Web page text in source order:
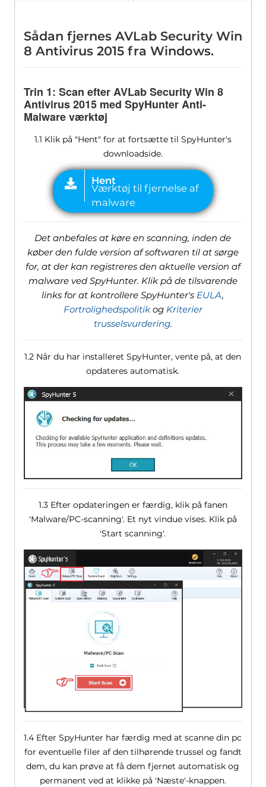
Sådan fjernes AVLab Security Win
8 Antivirus 2015 fra Windows.
Trin 1: Scan efter AVLab Security Win 8
Antivirus 2015 med SpyHunter Anti-
Malware værktøj
1.1 Klik på "Hent" for at fortsætte til SpyHunter's
downloadside.
Det anbefales at køre en scanning, inden de
køber den fulde version af softwaren til at sørge
for, at der kan registreres den aktuelle version af
malware ved SpyHunter. Klik på de tilsvarende
links for at kontrollere SpyHunter's EULA,
Fortrolighedspolitikog Kriterier
trusselsvurdering.
1.2 Når du har installeret SpyHunter, vente på, at den
opdateres automatisk.
1.3 Efter opdateringen er færdig, klik på fanen
'Malware/PC-scanning'. Et nyt vindue vises. Klik på
'Start scanning'.
1.4 Efter SpyHunter har færdig med at scanne din pc
for eventuelle filer af den tilhørende trussel og fandt
dem, du kan prøve at få dem fjernet automatisk og
permanent ved at klikke på 'Næste'-knappen.